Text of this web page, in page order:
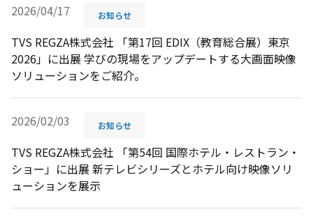
2026/04/17 お知らせ
TVS REGZA株式会社 「第17回 EDIX（教育総合展）東京
2026」に出展 学びの現場をアップデートする大画面映像
ソリューションをご紹介。
2026/02/03 お知らせ
TVS REGZA株式会社 「第54回 国際ホテル・レストラン・
ショー」に出展 新テレビシリーズとホテル向け映像ソリ
ューションを展示